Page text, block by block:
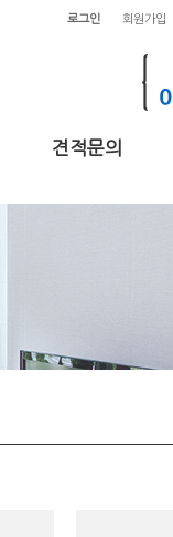
회원가입
로그인
견적문의